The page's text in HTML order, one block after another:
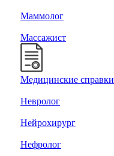
Маммолог
Массажист
Медицинские справки
Невролог
Нейрохирург
Нефролог